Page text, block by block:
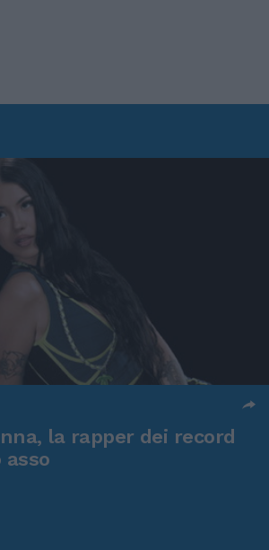
la rapper dei record